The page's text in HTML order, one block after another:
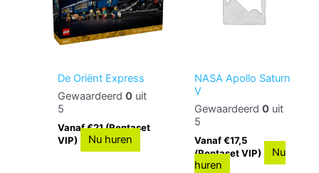
De Oriënt Express
Gewaardeerd0 uit
5
Vanaf €21 (Rentaset
VIP)
Nu huren
NASA Apollo Saturn
V
Gewaardeerd0 uit
5
Vanaf €17,5
(Rentaset VIP)
Nu
huren